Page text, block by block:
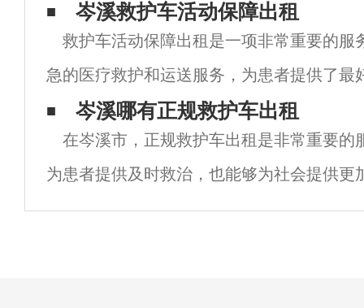
救护车的支持成为了一个重要问题。而在岑
市，救护车租用服务的兴起为我们提供了一
岑溪救护车活动保障出租
救护车活动保障出租是一项非常重要的服
急的医疗救护和运送服务，为患者提供了最
而，许多人可能不知道的是，救护车也是一
务。这些救护车的出租可以提供很多的好处
岑溪哪有正规救护车出租
在岑溪市，正规救护车出租是非常重要的
为患者提供及时救治，也能够为社会提供更
境。但是，由于市场上存在一些不正规的救